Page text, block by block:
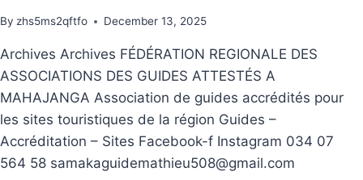
By zhs5ms2qftfo December 13, 2025
Archives Archives FÉDÉRATION REGIONALE DES
ASSOCIATIONS DES GUIDES ATTESTÉS A
MAHAJANGA Association de guides accrédités pour
les sites touristiques de la région Guides –
Accréditation – Sites Facebook-f Instagram 034 07
564 58 samakaguidemathieu508@gmail.com